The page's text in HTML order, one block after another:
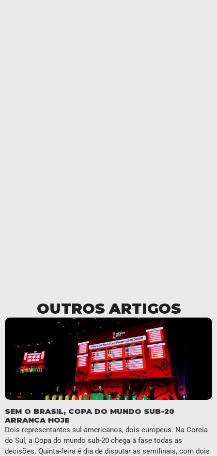
OUTROS ARTIGOS
SEM O BRASIL, COPA DO MUNDO SUB-20
ARRANCA HOJE
Dois representantes sul-americanos, dois europeus. Na Coreia
do Sul, a Copa do mundo sub-20 chega à fase todas as
decisões. Quinta-feira é dia de disputar as semifinais, com dois